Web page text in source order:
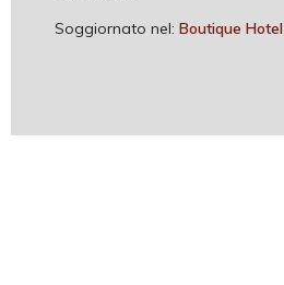
Soggiornato nel: Boutique Hotel